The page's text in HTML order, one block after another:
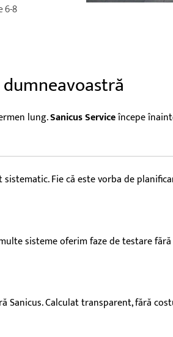
6-8
lung.Sanicus Serviceîncepe
Fie că este vorba de
sisteme oferim faze de testare
Calculat transparent, fără